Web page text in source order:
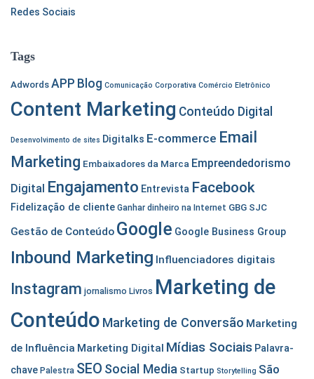
:Redes Sociais
Tags
Adwords APP Blog Comunicação Corporativa Comércio Eletrônico
Content Marketing Conteúdo Digital
Desenvolvimento de sites Digitalks E-commerce Email
Marketing Embaixadores da Marca Empreendedorismo
Digital Engajamento Entrevista Facebook
Fidelização de cliente Ganhar dinheiro na Internet GBG SJC
Gestão de Conteúdo Google Google Business Group
Inbound Marketing Influenciadores digitais
Instagram jornalismo Livros Marketing de
Conteúdo Marketing de Conversão Marketing
de Influência Marketing Digital Mídias Sociais Palavra-
chave Palestra SEO Social Media Startup Storytelling São